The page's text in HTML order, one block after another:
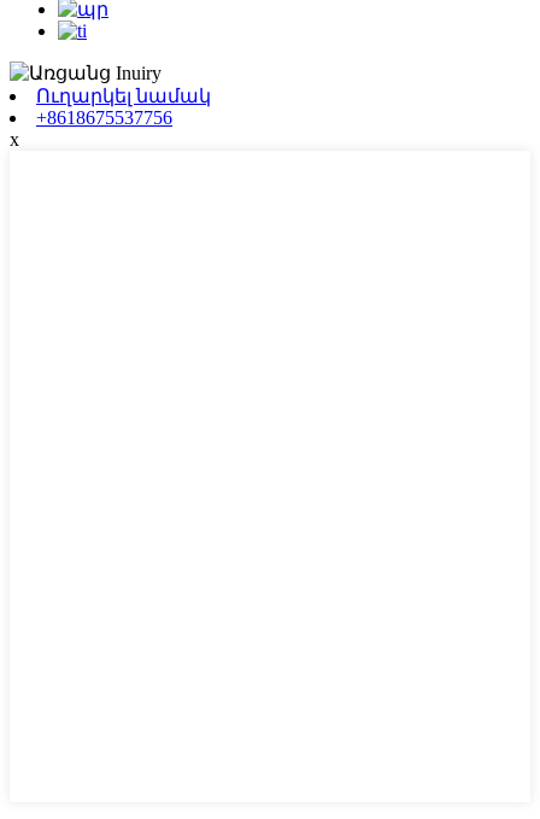
Ուղարկել նամակ
+8618675537756
x